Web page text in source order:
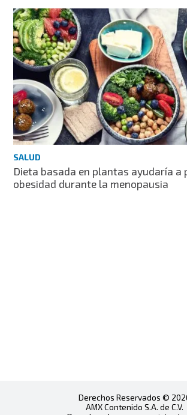
SALUD
Dieta basada en plantas ayudaría a
obesidad durante la menopausia
Derechos Reservados ©
AMX Contenido S.A. de C.V.